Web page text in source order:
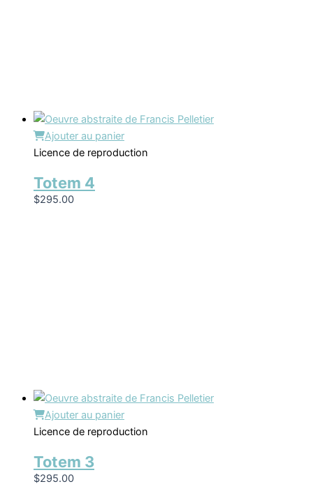
Ajouter au panier
Licence de reproduction
Totem 4
$295.00
Ajouter au panier
Licence de reproduction
Totem 3
$295.00